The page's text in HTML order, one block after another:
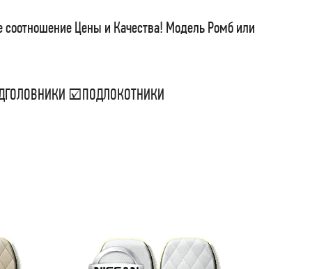
Цены и Качества! Модель Ромб или
☑ПОДЛОКОТНИКИ